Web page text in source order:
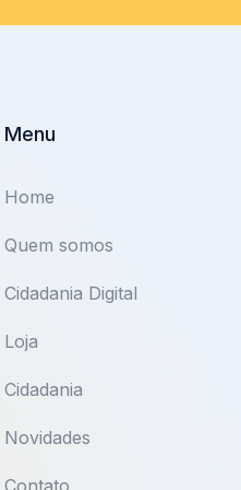
Menu
Home
Quem somos
Cidadania Digital
Loja
Cidadania
Novidades